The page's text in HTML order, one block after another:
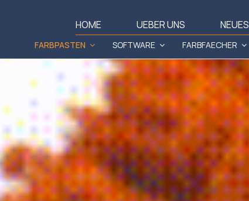
HOME UEBER UNS NEUES
FARBPASTEN SOFTWARE FARBFAECHER